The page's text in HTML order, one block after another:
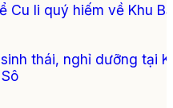
Cu li quý hiếm về Khu
thái, nghỉ dưỡng tại